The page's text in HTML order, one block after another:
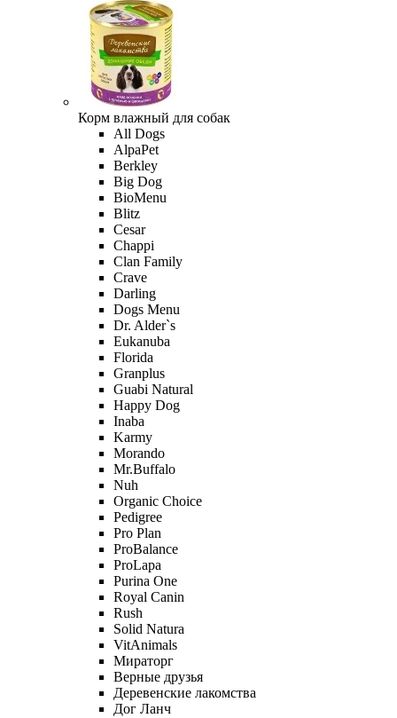
Корм влажный для собак
All Dogs
AlpaPet
Berkley
Big Dog
BioMenu
Blitz
Cesar
Chappi
Clan Family
Crave
Darling
Dogs Menu
Dr. Alder`s
Eukanuba
Florida
Granplus
Guabi Natural
Happy Dog
Inaba
Karmy
Morando
Mr.Buffalo
Nuh
Organic Сhoice
Pedigree
Pro Plan
ProBalance
ProLapa
Purina One
Royal Canin
Rush
Solid Natura
VitAnimals
Мираторг
Верные друзья
Деревенские лакомства
Дог Ланч